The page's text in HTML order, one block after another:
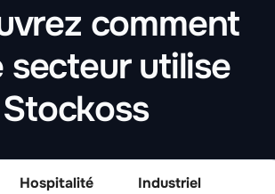
comment
secteur utilise
Stockoss
Hospitalité Industriel